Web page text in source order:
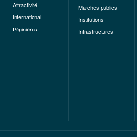
Attractivité
International
Pépinières
Marchés publics
Institutions
Infrastructures